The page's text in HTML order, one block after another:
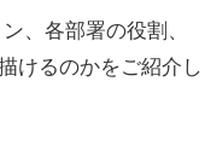
、各部署の役割、
けるのかをご紹介し